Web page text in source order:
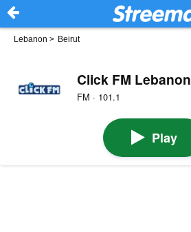
Lebanon > Beirut
Click FM Lebanon
FM · 101.1
Play